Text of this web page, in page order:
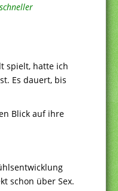
spielt, hatte ich
Es dauert, bis
Blick auf ihre
schon über Sex.